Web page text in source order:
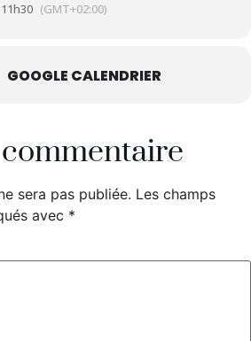
(GMT+02:00)
GOOGLE CALENDRIER
sera pas publiée. Les champs
avec *